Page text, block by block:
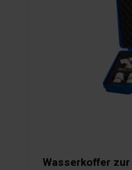
Wasserkoffer